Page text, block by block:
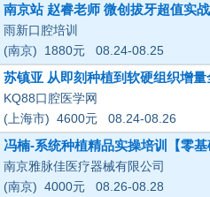
南京站 赵睿老师 微创拔牙超值实
雨新口腔培训
(南京) 1880元 08.24-08.25
苏镇亚 从即刻种植到软硬组织增
KQ88口腔医学网
(上海市) 4600元 08.24-08.26
冯楠-系统种植精品实操培训【零
南京雅脉佳医疗器械有限公司
(南京) 4000元 08.26-08.28